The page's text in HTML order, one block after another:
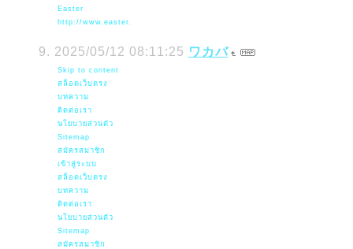
Easter
http://www.easter.
2025/05/12 08:11:25 ワカバ
Skip to content
สล็อตเว็บตรง
บทความ
ติดต่อเรา
นโยบายส่วนตัว
Sitemap
สมัครสมาชิก
เข้าสู่ระบบ
สล็อตเว็บตรง
บทความ
ติดต่อเรา
นโยบายส่วนตัว
Sitemap
สมัครสมาชิก